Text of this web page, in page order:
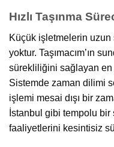
Hızlı Taşınma
Küçük işletmelerin
yoktur. Taşımacım’ın
sürekliliğini sağlayan
Sistemde zaman dilimi
işlemi mesai dışı bir
İstanbul gibi tempolu
faaliyetlerini kesintisiz